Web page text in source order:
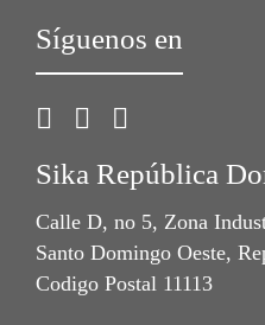
Síguenos en
Sika República
Calle D, no 5, Zona
Santo Domingo Oeste,
Codigo Postal 11113